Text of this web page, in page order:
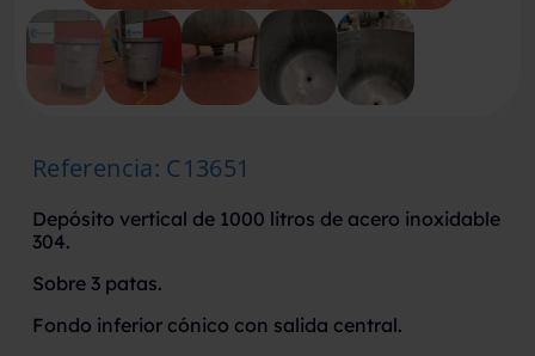
Referencia: C13651
Depósito vertical de 1000 litros de acero inoxidable
304.
Sobre 3 patas.
Fondo inferior cónico con salida central.